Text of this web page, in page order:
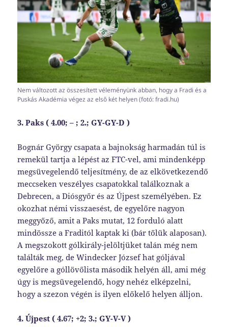
Nem változott az összesített véleményünk abban, hogy a Fradi és a
Puskás Akadémia végez az első két helyen (fotó: fradi.hu)
3. Paks ( 4.00; – ; 2.; GY-GY-D )
Bognár György csapata a bajnokság harmadán túl is
remekül tartja a lépést az FTC-vel, ami mindenképp
megsüvegelendő teljesítmény, de az elkövetkezendő
meccseken veszélyes csapatokkal találkoznak a
Debrecen, a Diósgyőr és az Újpest személyében. Ez
okozhat némi visszaesést, de egyelőre nagyon
meggyőző, amit a Paks mutat, 12 forduló alatt
mindössze a Fraditól kaptak ki (bár tőlük alaposan).
A megszokott gólkirály-jelöltjüket talán még nem
találták meg, de Windecker József hat góljával
egyelőre a góllövőlista második helyén áll, ami még
úgy is megsüvegelendő, hogy nehéz elképzelni,
hogy a szezon végén is ilyen előkelő helyen álljon.
4. Újpest ( 4.67; +2; 3.; GY-V-V )